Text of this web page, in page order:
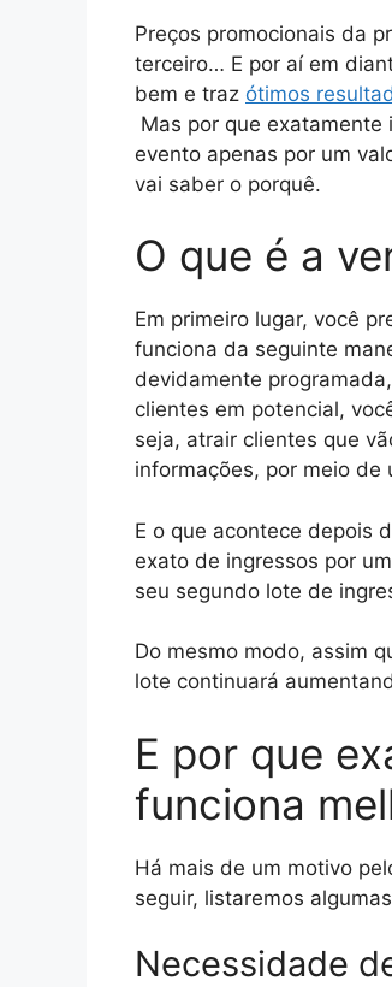
Preços promocionais da
terceiro… E por aí em
bem e traz ótimos
Mas por que
evento apenas por um
vai saber o porquê.
O que é a
Em primeiro lugar, você
funciona da seguinte
devidamente
clientes em potencial,
seja, atrair clientes que
informações, por meio de
E o que acontece depois
exato de ingressos por
seu segundo lote de
Do mesmo modo, assim
lote continuará
E por que
funciona
Há mais de um motivo
seguir, listaremos
Necessidade